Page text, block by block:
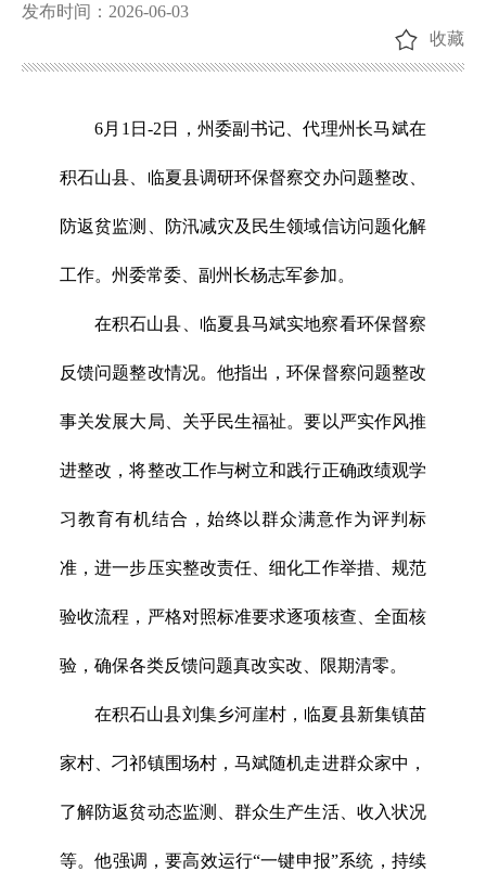
发布时间：2026-06-03
收藏
6月1日-2日，州委副书记、代理州长马斌在
积石山县、临夏县调研环保督察交办问题整改、
防返贫监测、防汛减灾及民生领域信访问题化解
工作。州委常委、副州长杨志军参加。
在积石山县、临夏县马斌实地察看环保督察
反馈问题整改情况。他指出，环保督察问题整改
事关发展大局、关乎民生福祉。要以严实作风推
进整改，将整改工作与树立和践行正确政绩观学
习教育有机结合，始终以群众满意作为评判标
准，进一步压实整改责任、细化工作举措、规范
验收流程，严格对照标准要求逐项核查、全面核
验，确保各类反馈问题真改实改、限期清零。
在积石山县刘集乡河崖村，临夏县新集镇苗
家村、刁祁镇围场村，马斌随机走进群众家中，
了解防返贫动态监测、群众生产生活、收入状况
等。他强调，要高效运行“一键申报”系统，持续